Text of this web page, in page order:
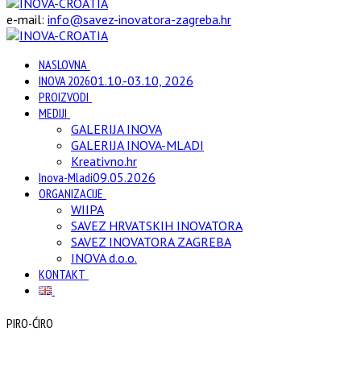
e-mail: info@savez-inovatora-zagreba.hr
NASLOVNA
INOVA 202601.10.-03.10, 2026
PROIZVODI
MEDIJI
GALERIJA INOVA
GALERIJA INOVA-MLADI
Kreativno.hr
Inova-Mladi09.05.2026
ORGANIZACIJE
WIIPA
SAVEZ HRVATSKIH INOVATORA
SAVEZ INOVATORA ZAGREBA
INOVA d.o.o.
KONTAKT
PIRO-ĆIRO